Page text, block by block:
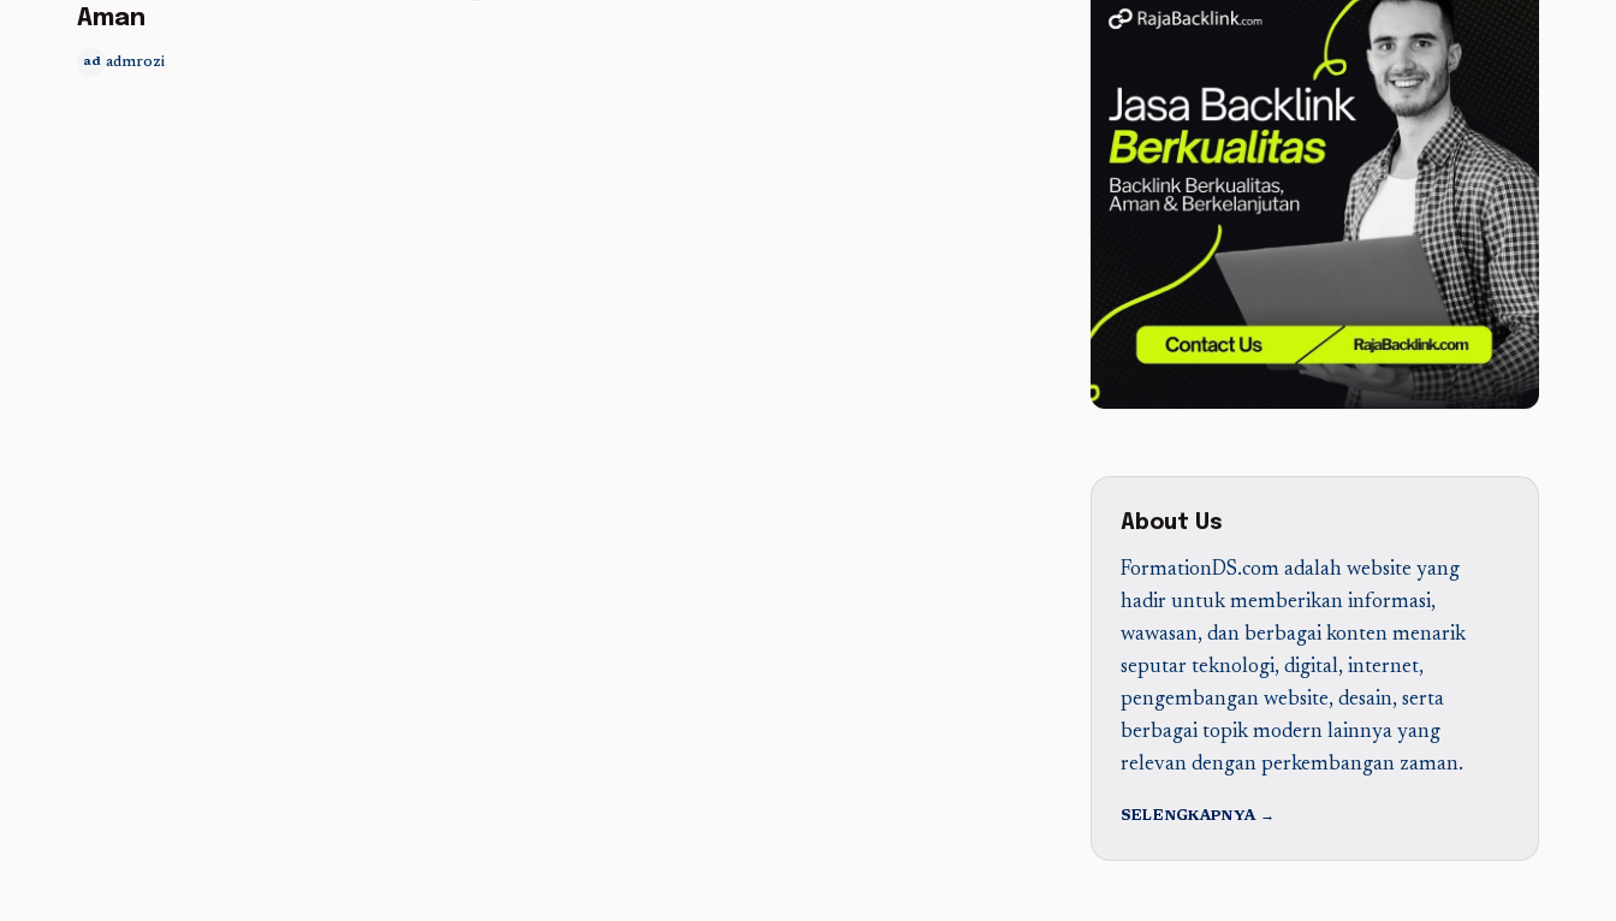
Aman
ad admrozi
About Us
FormationDS.com adalah website yang
hadir untuk memberikan informasi,
wawasan, dan berbagai konten menarik
seputar teknologi, digital, internet,
pengembangan website, desain, serta
berbagai topik modern lainnya yang
relevan dengan perkembangan zaman.
SELENGKAPNYA →